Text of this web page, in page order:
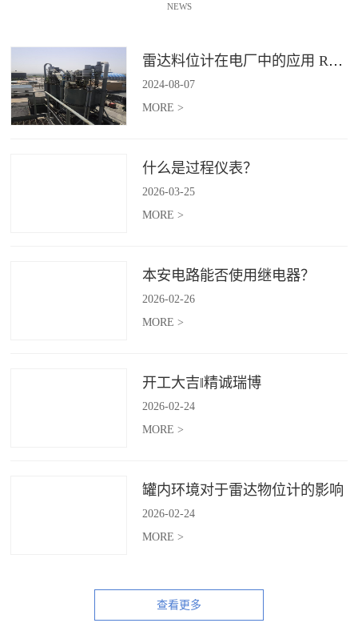
NEWS
雷达料位计在电厂中的应用 RBRDZB-71-6-C
2024-08-07
MORE >
什么是过程仪表？
2026-03-25
MORE >
本安电路能否使用继电器？
2026-02-26
MORE >
开工大吉‖精诚瑞博
2026-02-24
MORE >
罐内环境对于雷达物位计的影响
2026-02-24
MORE >
查看更多